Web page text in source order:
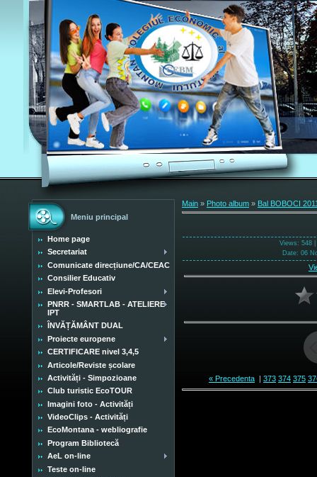
Meniu principal
Home page
Secretariat
Comunicate direcțiune/CA/CEAC
Consilier Educativ
Elevi-Profesori
PNRR - SMARTLAB - ATELIERE
IPT
ÎNVĂȚĂMÂNT DUAL
Proiecte europene
CERTIFICARE nivel 3,4,5
Articole/Reviste școlare
Activități - Simpozioane
Club turistic EcoTOUR
Imagini foto - Activități
VideoClips - Activități
EcoMontana - webliografie
Program Bibliotecă
AeL on-line
Teste on-line
Main » Photo album » Bal BOBOCI
Views: 548 |
Date: 06
« Precedenta | 373 374 375